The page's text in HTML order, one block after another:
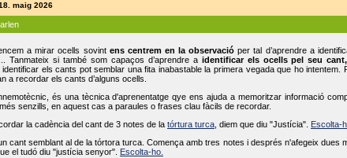
maig 2026
a mirar ocells sovint ens centrem en la observació per tal d’aprendre a
Tanmateix si també som capaços d’aprendre a identificar els ocells pel seu cant,
els cants pot semblar una fita inabastable la primera vegada que ho intentem.
a recordar els cants d’alguns ocells.
és una tècnica d'aprenentatge qye ens ajuda a memoritzar informació
senzills, en aquest cas a paraules o frases clau fàcils de recordar.
la cadència del cant de 3 notes de la tórtura turca , diem que diu "Justícia".
Escolta-
cant semblant al de la tórtora turca. Comença amb tres notes i després n'afegeix dues
el tudó diu "justícia senyor".
Escolta-ho.